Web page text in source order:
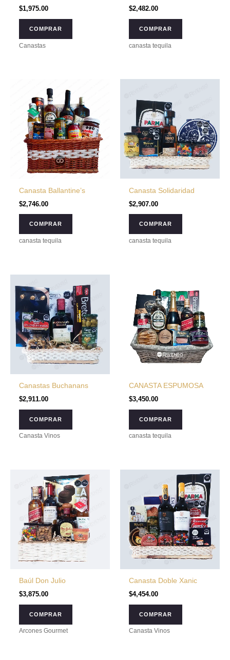
$1,975.00
COMPRAR
Canastas
$2,482.00
COMPRAR
canasta tequila
Canasta Ballantine’s
$2,746.00
COMPRAR
canasta tequila
Canasta Solidaridad
$2,907.00
COMPRAR
canasta tequila
Canastas Buchanans
$2,911.00
COMPRAR
Canasta Vinos
CANASTA ESPUMOSA
$3,450.00
COMPRAR
canasta tequila
Baúl Don Julio
$3,875.00
COMPRAR
Arcones Gourmet
Canasta Doble Xanic
$4,454.00
COMPRAR
Canasta Vinos